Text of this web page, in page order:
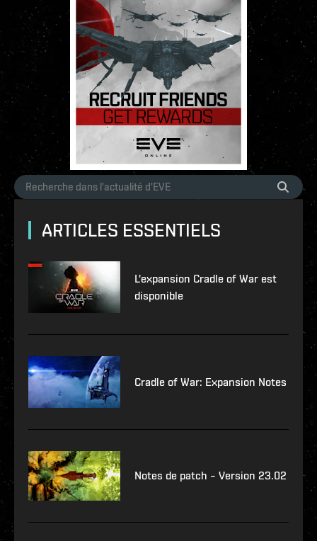
ARTICLES ESSENTIELS
L'expansion Cradle of War est
disponible
Cradle of War: Expansion Notes
Notes de patch – Version 23.02